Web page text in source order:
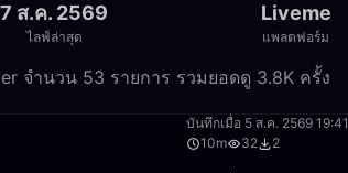
7 ส.ค. 2569
ไลฟ์ล่าสุด
Liveme
แพลตฟอร์ม
จำนวน 53 รายการ รวมยอดดู 3.8K ครั้ง
บันทึกเมื่อ 5 ส.ค. 2569 19:41
10m
32 2